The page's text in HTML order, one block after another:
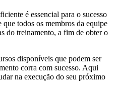
é essencial para o sucesso
todos os membros da equipe
do treinamento, a fim de obter o
disponíveis que podem ser
corra com sucesso. Aqui
na execução do seu próximo